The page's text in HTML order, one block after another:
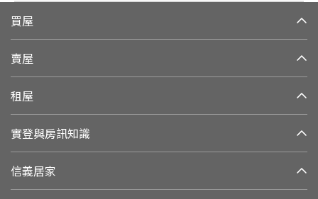
買屋
賣屋
租屋
實登與房訊知識
信義居家